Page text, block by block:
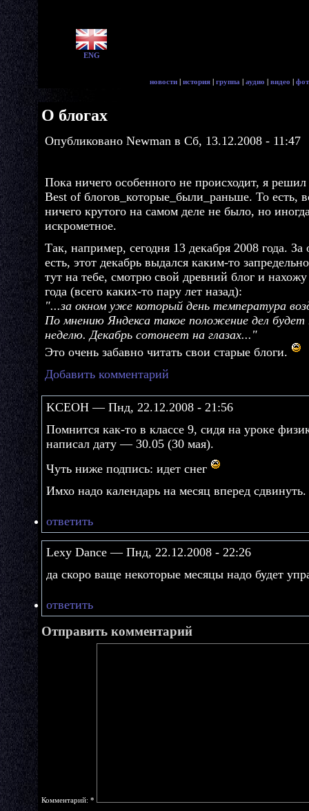
ENG
новости | история | группа | аудио | видео |
О блогах
Опубликовано Newman в Сб, 13.12.2008 - 11:47
Пока ничего особенного не происходит, я
Best of блогов_которые_были_раньше. То есть,
ничего крутого на самом деле не было, но
искрометное.
Так, например, сегодня 13 декабря 2008 года.
есть, этот декабрь выдался каким-то
тут на тебе, смотрю свой древний блог и нахожу
года (всего каких-то пару лет назад):
"...за окном уже который день температура
По мнению Яндекса такое положение дел
неделю. Декабрь сотонеет на глазах..."
Это очень забавно читать свои старые блоги.
Добавить комментарий
KCEOH — Пнд, 22.12.2008 - 21:56
Помнится как-то в классе 9, сидя на уроке
написал дату — 30.05 (30 мая).
Чуть ниже подпись: идет снег
Имхо надо календарь на месяц вперед сдвинуть.
ответить
Lexy Dance — Пнд, 22.12.2008 - 22:26
да скоро ваще некоторые месяцы надо будет
ответить
Отправить комментарий
Комментарий: *